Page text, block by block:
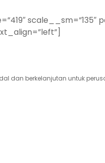
scale__sm=”135″
dan berkelanjutan untuk